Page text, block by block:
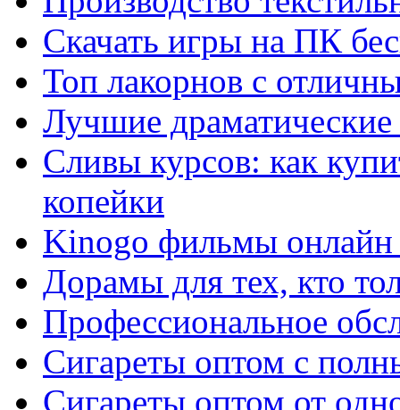
Скачать игры на ПК
Топ лакорнов с
Лучшие
Сливы курсов: как
копейки
Kinogo фильмы онлайн
Дорамы для тех, кто
Профессиональное
Сигареты оптом с
Сигареты оптом от